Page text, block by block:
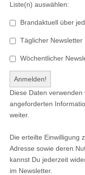
Liste(n) auswählen:
Brandaktuell über
Täglicher Newsletter
Wöchentlicher
Diese Daten
angeforderten
weiter.
Die erteilte Einwilligung
Adresse sowie deren
kannst Du jederzeit
im Newsletter.